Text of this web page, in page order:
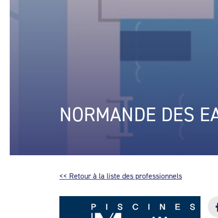
NORMANDE DES
<< Retour à la liste des professionnels